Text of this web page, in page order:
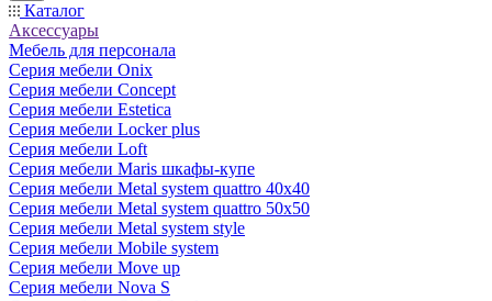
Каталог
Аксессуары
Мебель для персонала
Серия мебели Onix
Серия мебели Concept
Серия мебели Estetica
Серия мебели Locker plus
Серия мебели Loft
Серия мебели Maris шкафы-купе
Серия мебели Metal system quattro 40x40
Серия мебели Metal system quattro 50x50
Серия мебели Metal system style
Серия мебели Mobile system
Серия мебели Move up
Серия мебели Nova S